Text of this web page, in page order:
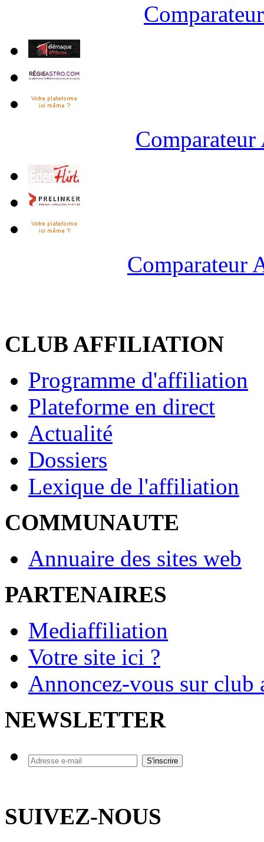
Comparateur
CLUB AFFILIATION
Programme d'affiliation
Plateforme en direct
Actualité
Dossiers
Lexique de l'affiliation
COMMUNAUTE
Annuaire des sites web
PARTENAIRES
Mediaffiliation
Votre site ici ?
Annoncez-vous sur
NEWSLETTER
SUIVEZ-NOUS